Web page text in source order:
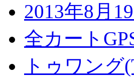
2013年8月
全カート
トゥワング